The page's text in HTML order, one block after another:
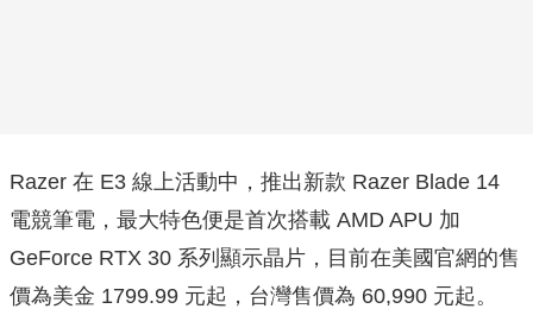
Razer 在 E3 線上活動中，推出新款 Razer Blade 14
電競筆電，最大特色便是首次搭載 AMD APU 加
GeForce RTX 30 系列顯示晶片，目前在美國官網的售
價為美金 1799.99 元起，台灣售價為 60,990 元起。